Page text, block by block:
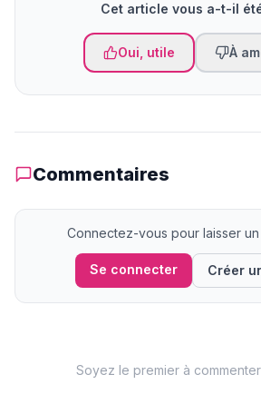
Cet article vous a-t-il
Oui, utile À
Commentaires
Connectez-vous pour laisser
Se connecter Créer
Soyez le premier à